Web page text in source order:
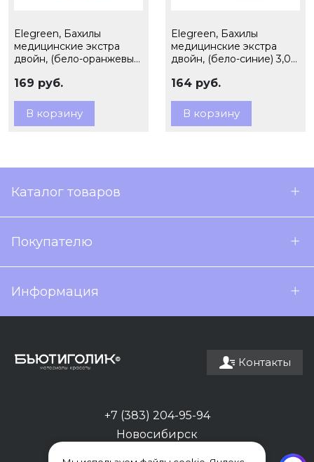
Elegreen, Бахилы
медицинские экстра
двойн, (бело-оранжевые)
169 руб.
В корзину
Elegreen, Бахилы
медицинские экстра
двойн, (бело-синие) 3,0
БС
164 руб.
В корзину
Каталог товаров
Покупателю
Информация
Контакты
+7 (383) 204-95-94
Новосибирск